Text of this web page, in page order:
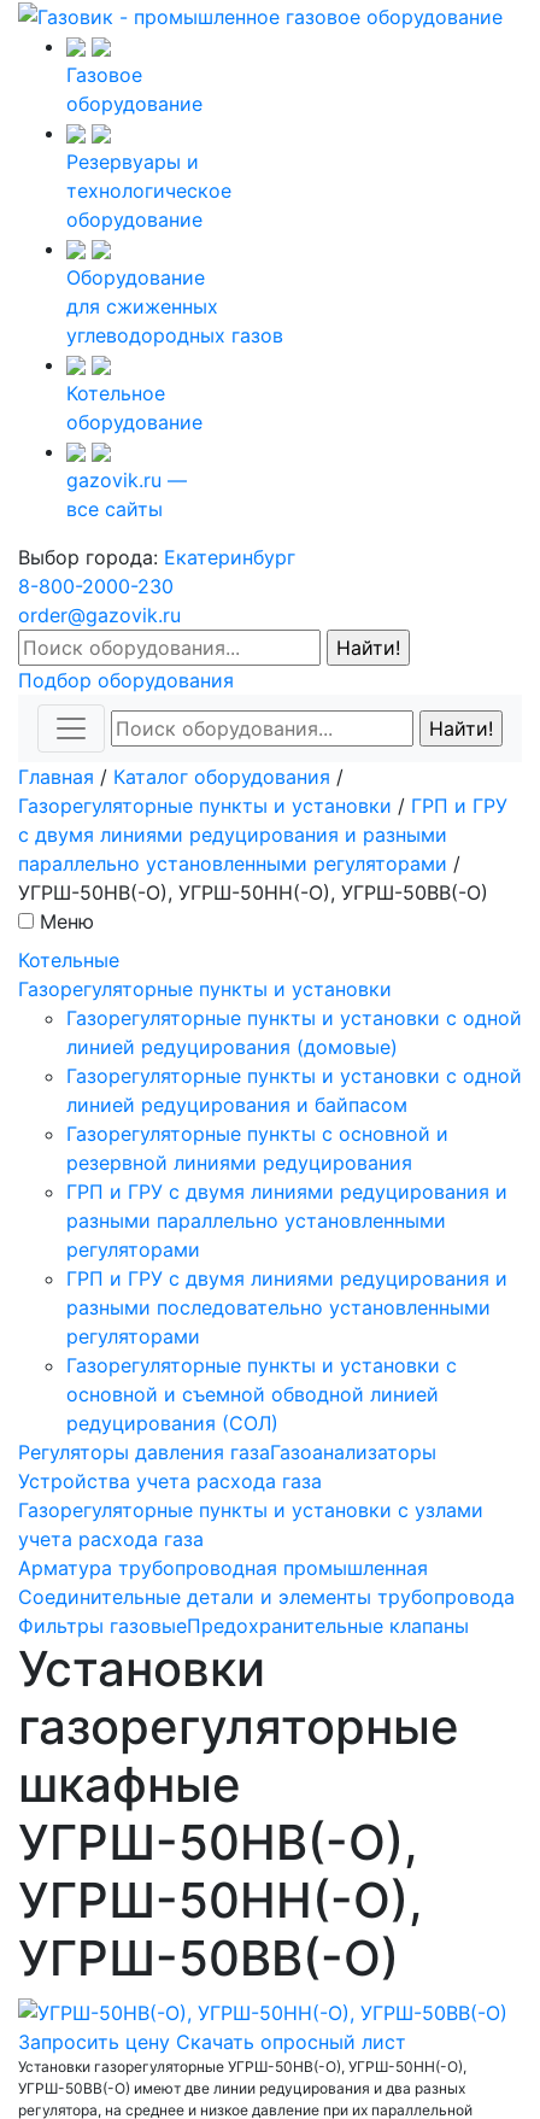
Газовое
оборудование
Резервуары и
технологическое
оборудование
Оборудование
для сжиженных
углеводородных газов
Котельное
оборудование
gazovik.ru —
все сайты
Выбор города: Екатеринбург
8-800-2000-230
order@gazovik.ru
Подбор оборудования
Главная / Каталог оборудования /
Газорегуляторные пункты и установки / ГРП и ГРУ
с двумя линиями редуцирования и разными
параллельно установленными регуляторами /
УГРШ-50НВ(-О), УГРШ-50НН(-О), УГРШ-50ВВ(-О)
Меню
Котельные
Газорегуляторные пункты и установки
Газорегуляторные пункты и установки с одной
линией редуцирования (домовые)
Газорегуляторные пункты и установки с одной
линией редуцирования и байпасом
Газорегуляторные пункты с основной и
резервной линиями редуцирования
ГРП и ГРУ с двумя линиями редуцирования и
разными параллельно установленными
регуляторами
ГРП и ГРУ с двумя линиями редуцирования и
разными последовательно установленными
регуляторами
Газорегуляторные пункты и установки с
основной и съемной обводной линией
редуцирования (СОЛ)
Регуляторы давления газаГазоанализаторы
Устройства учета расхода газа
Газорегуляторные пункты и установки с узлами
учета расхода газа
Арматура трубопроводная промышленная
Соединительные детали и элементы трубопровода
Фильтры газовыеПредохранительные клапаны
Установки
газорегуляторные
шкафные
УГРШ-50НВ(-О),
УГРШ-50НН(-О),
УГРШ-50ВВ(-О)
Запросить цену Скачать опросный лист
Установки газорегуляторные УГРШ-50НВ(-О), УГРШ-50НН(-О),
УГРШ-50ВВ(-О) имеют две линии редуцирования и два разных
регулятора, на среднее и низкое давление при их параллельной